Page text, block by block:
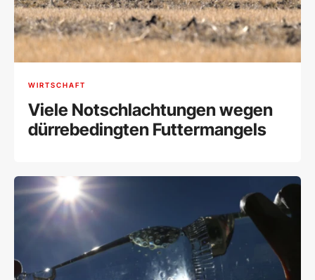
WIRTSCHAFT
Viele Notschlachtungen wegen
dürrebedingten Futtermangels